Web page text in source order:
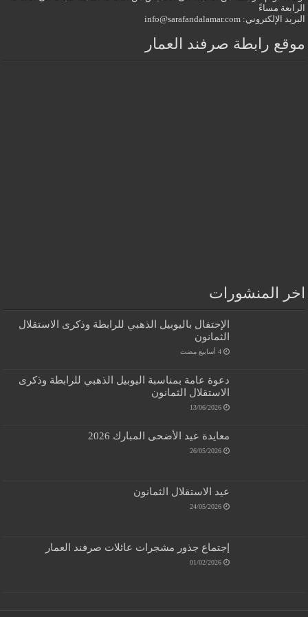
الرابعة مساءً
البريد الإلكتروني: info@sarafandalamar.com
موقع رابطة صرفند العمار
اخر المنشورات
الإحتفال باليوبيل الذهبي للرابطة وذكرى الاستقلال
الثمانون
‏4 أسابيع مضت
دعوة عامة بمناسبة اليوبيل الذهبي للرابطة وذكرى
الاستقلال الثمانون
13/06/2026
معايدة عيد الأضحى المبارك 2026
26/05/2026
عيد الاستقلال الثمانون
24/05/2026
إجتماع جذور مشجرات عائلات صرفند العمار
01/02/2026